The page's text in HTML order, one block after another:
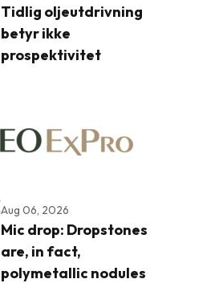
Tidlig oljeutdrivning
betyr ikke
prospektivitet
Aug 06, 2026
Mic drop: Dropstones
are, in fact,
polymetallic nodules